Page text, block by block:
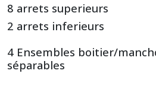
8 arrets superieurs
2 arrets inferieurs
4 Ensembles boitier/
séparables